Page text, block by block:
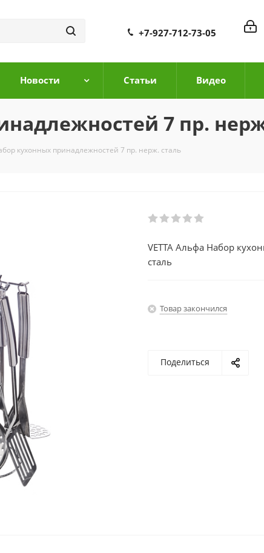
+7-927-712-73-05
Новости Cтатьи Видео
7 пр.
кухонных принадлежностей 7 пр. нерж. сталь
VETTA Альфа Набор
сталь
Товар закончился
Поделиться